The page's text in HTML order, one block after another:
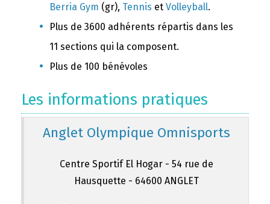
Berria Gym (gr), Tennis et Volleyball.
Plus de 3600 adhérents répartis dans les
11 sections qui la composent.
Plus de 100 bénévoles
Les informations pratiques
Anglet Olympique Omnisports
Centre Sportif El Hogar - 54 rue de
Hausquette - 64600 ANGLET